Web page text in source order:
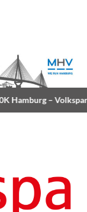
Hamburg–